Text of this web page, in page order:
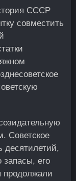
СССР
совместить
Советское
десятилетий,
запасы, его
продолжали